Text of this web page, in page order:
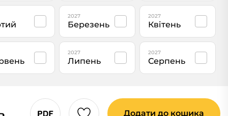
2027
Березень
2027
Квітень
2027
Липень
2027
Серпень
Додати до кошика